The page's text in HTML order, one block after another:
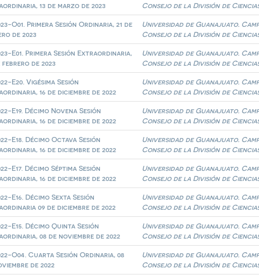
13 de marzo de 2023
Consejo de la División de
O01. Primera Sesión Ordinaria, 21 de
de 2023
Universidad de Guanajuato.
Consejo de la División de
E01. Primera Sesión Extraordinaria,
febrero de 2023
Universidad de Guanajuato.
Consejo de la División de
E20. Vigésima Sesión
16 de diciembre de 2022
Universidad de Guanajuato.
Consejo de la División de
E19. Décimo Novena Sesión
16 de diciembre de 2022
Universidad de Guanajuato.
Consejo de la División de
E18. Décimo Octava Sesión
16 de diciembre de 2022
Universidad de Guanajuato.
Consejo de la División de
E17. Décimo Séptima Sesión
16 de diciembre de 2022
Universidad de Guanajuato.
Consejo de la División de
E16. Décimo Sexta Sesión
09 de diciembre de 2022
Universidad de Guanajuato.
Consejo de la División de
E15. Décimo Quinta Sesión
08 de noviembre de 2022
Universidad de Guanajuato.
Consejo de la División de
O04. Cuarta Sesión Ordinaria, 08
de 2022
Universidad de Guanajuato.
Consejo de la División de